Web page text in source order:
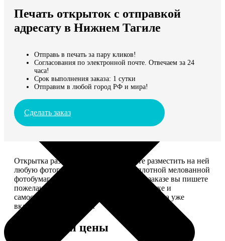
Мы доставляем по всему миру
Продолжить без города
Печать открыток с отправкой
адресату в Нижнем Тагиле
Отправь в печать за пару кликов!
Согласования по электронной почте. Отвечаем за 24
часа!
Срок выполнения заказа: 1 сутки
Отправим в любой город РФ и мира!
Сделать заказ
Открытка размером 10*15, вы можете разместить на ней
любую фотографию. Печатается на плотной мелованной
фотобумаге плотностью 300 г/м2. При заказе вы пишете
пожелание, мы его напечатаем на открытке и
самостоятельно отправим адресату (доставка уже
включена в стоимость).
Форматы и цены